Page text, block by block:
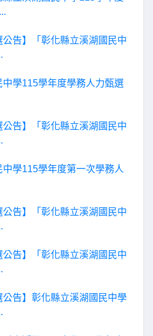
公告】「彰化縣立溪湖國民中
學115學年度學務人力甄選
公告】「彰化縣立溪湖國民中
學115學年度第一次學務人
公告】「彰化縣立溪湖國民中
公告】「彰化縣立溪湖國民中
公告】彰化縣立溪湖國民中學